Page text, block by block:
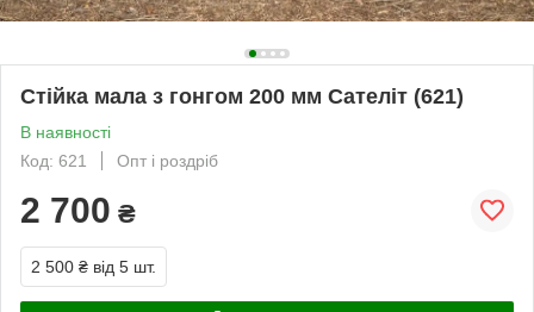
Стійка мала з гонгом 200 мм Сателіт (621)
В наявності
Код: 621
Опт і роздріб
2 700 ₴
2 500 ₴ від 5 шт.